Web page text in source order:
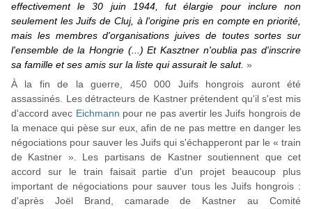
effectivement le 30 juin 1944, fut élargie pour inclure non
seulement les Juifs de Cluj, à l'origine pris en compte en priorité,
mais les membres d'organisations juives de toutes sortes sur
l'ensemble de la Hongrie (...) Et Kasztner n'oublia pas d'inscrire
sa famille et ses amis sur la liste qui assurait le salut. »
À la fin de la guerre, 450 000 Juifs hongrois auront été
assassinés. Les détracteurs de Kastner prétendent qu'il s'est mis
d'accord avec Eichmann pour ne pas avertir les Juifs hongrois de
la menace qui pèse sur eux, afin de ne pas mettre en danger les
négociations pour sauver les Juifs qui s'échapperont par le « train
de Kastner ». Les partisans de Kastner soutiennent que cet
accord sur le train faisait partie d'un projet beaucoup plus
important de négociations pour sauver tous les Juifs hongrois :
d'après Joël Brand, camarade de Kastner au Comité